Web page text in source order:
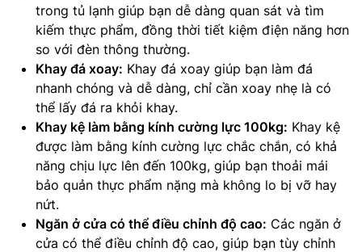
trong tủ lạnh giúp bạn dễ dàng quan sát và tìm
kiếm thực phẩm, đồng thời tiết kiệm điện năng hơn
so với đèn thông thường.
Khay đá xoay: Khay đá xoay giúp bạn làm đá
nhanh chóng và dễ dàng, chỉ cần xoay nhẹ là có
thể lấy đá ra khỏi khay.
Khay kệ làm bằng kính cường lực 100kg: Khay kệ
được làm bằng kính cường lực chắc chắn, có khả
năng chịu lực lên đến 100kg, giúp bạn thoải mái
bảo quản thực phẩm nặng mà không lo bị vỡ hay
nứt.
Ngăn ở cửa có thể điều chỉnh độ cao: Các ngăn ở
cửa có thể điều chỉnh độ cao, giúp bạn tùy chỉnh